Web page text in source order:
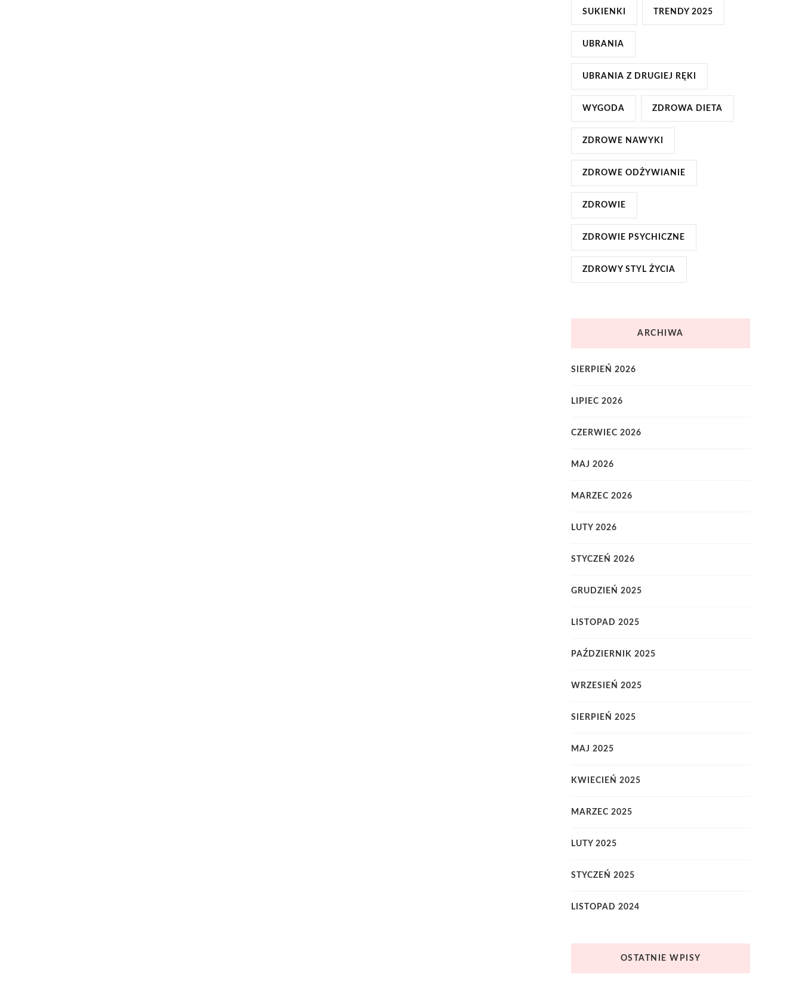
SUKIENKI TRENDY 2025
UBRANIA
UBRANIA Z DRUGIEJ RĘKI
WYGODA ZDROWA DIETA
ZDROWE NAWYKI
ZDROWE ODŻYWIANIE
ZDROWIE
ZDROWIE PSYCHICZNE
ZDROWY STYL ŻYCIA
ARCHIWA
SIERPIEŃ 2026
LIPIEC 2026
CZERWIEC 2026
MAJ 2026
MARZEC 2026
LUTY 2026
STYCZEŃ 2026
GRUDZIEŃ 2025
LISTOPAD 2025
PAŹDZIERNIK 2025
WRZESIEŃ 2025
SIERPIEŃ 2025
MAJ 2025
KWIECIEŃ 2025
MARZEC 2025
LUTY 2025
STYCZEŃ 2025
LISTOPAD 2024
OSTATNIE WPISY